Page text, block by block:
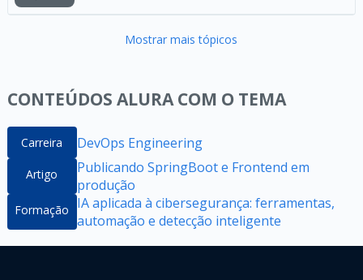
Mostrar mais tópicos
CONTEÚDOS ALURA COM O TEMA
Carreira DevOps Engineering
Artigo
Publicando SpringBoot e Frontend em
produção
Formação
IA aplicada à cibersegurança: ferramentas,
automação e detecção inteligente